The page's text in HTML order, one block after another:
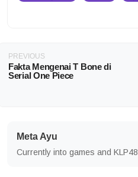
PREVIOUS
Fakta Mengenai T Bone di
Serial One Piece
Meta Ayu
Currently into games and KLP48